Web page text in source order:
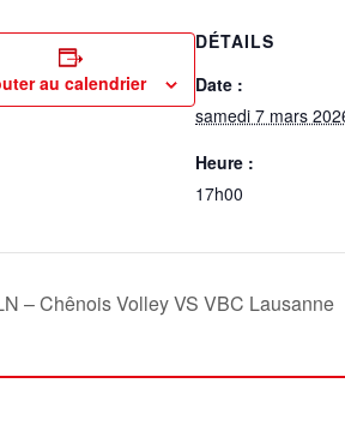
au calendrier
DÉTAILS
Date :
samedi 7 mars
Heure :
17h00
– Chênois Volley VS VBC Lausanne